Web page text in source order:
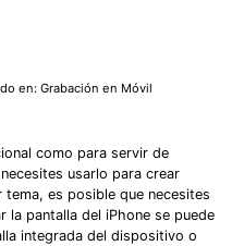
en:Grabación en Móvil
como para servir de
usarlo para crear
es posible que necesites
la pantalla del iPhone se puede
integrada del dispositivo o